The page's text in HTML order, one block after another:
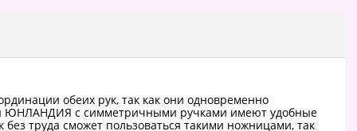
обеих рук, так как они одновременно
ЮНЛАНДИЯ с симметричными ручками имеют удобные
труда сможет пользоваться такими ножницами, так